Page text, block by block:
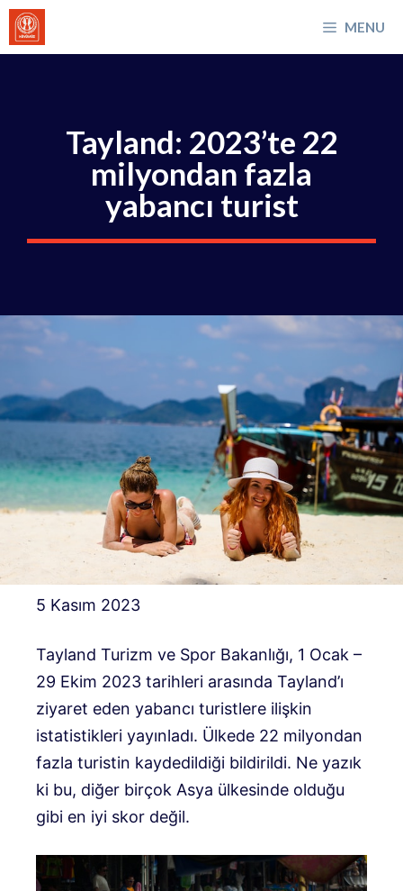
İçeriğe
atla
MENU
Tayland: 2023’te 22
milyondan fazla
yabancı turist
5 Kasım 2023
Tayland Turizm ve Spor Bakanlığı, 1 Ocak –
29 Ekim 2023 tarihleri ​​arasında Tayland’ı
ziyaret eden yabancı turistlere ilişkin
istatistikleri yayınladı. Ülkede 22 milyondan
fazla turistin kaydedildiği bildirildi. Ne yazık
ki bu, diğer birçok Asya ülkesinde olduğu
gibi en iyi skor değil.